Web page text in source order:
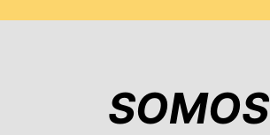
SOMOS